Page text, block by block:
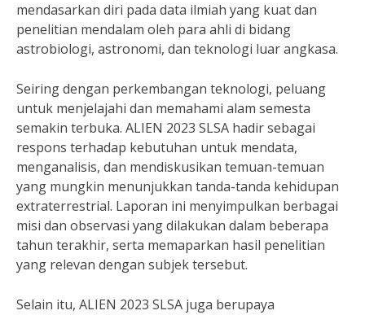
mendasarkan diri pada data ilmiah yang kuat dan
penelitian mendalam oleh para ahli di bidang
astrobiologi, astronomi, dan teknologi luar angkasa.
Seiring dengan perkembangan teknologi, peluang
untuk menjelajahi dan memahami alam semesta
semakin terbuka. ALIEN 2023 SLSA hadir sebagai
respons terhadap kebutuhan untuk mendata,
menganalisis, dan mendiskusikan temuan-temuan
yang mungkin menunjukkan tanda-tanda kehidupan
extraterrestrial. Laporan ini menyimpulkan berbagai
misi dan observasi yang dilakukan dalam beberapa
tahun terakhir, serta memaparkan hasil penelitian
yang relevan dengan subjek tersebut.
Selain itu, ALIEN 2023 SLSA juga berupaya